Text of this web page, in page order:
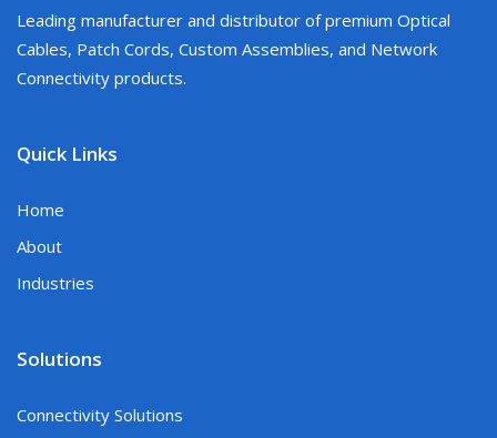
Leading manufacturer and distributor of premium Optical
Cables, Patch Cords, Custom Assemblies, and Network
Connectivity products.
Quick Links
Home
About
Industries
Solutions
Connectivity Solutions